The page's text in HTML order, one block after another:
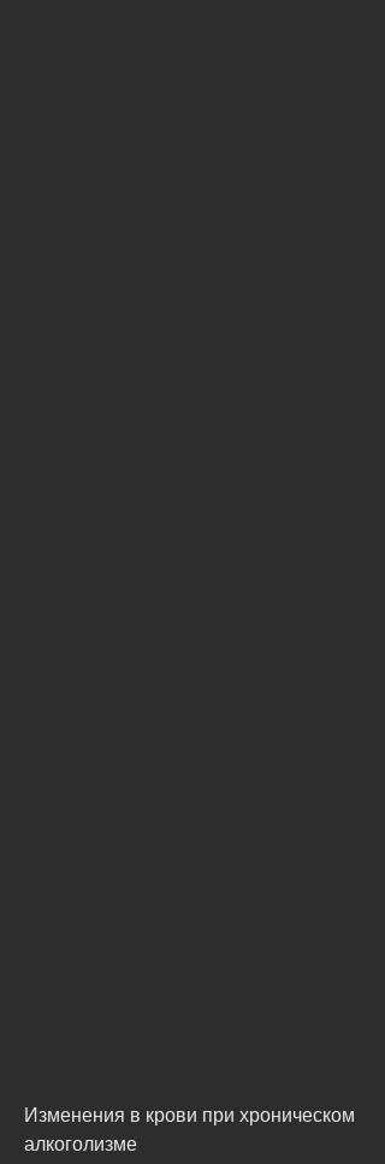
Изменения в крови при хроническом
алкоголизме